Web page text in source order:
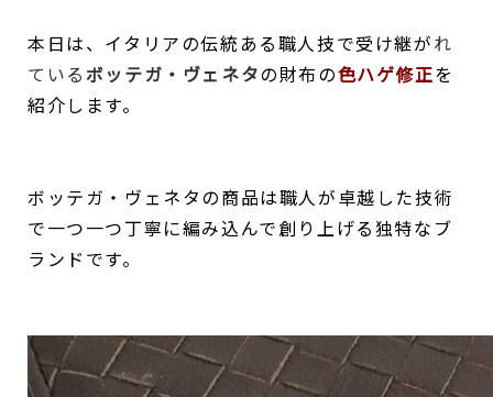
本日は、イタリアの伝統ある職人技で受け継がれ
ているボッテガ・ヴェネタの財布の色ハゲ修正を
紹介します。
ボッテガ・ヴェネタの商品は職人が卓越した技術
で一つ一つ丁寧に編み込んで創り上げる独特なブ
ランドです。